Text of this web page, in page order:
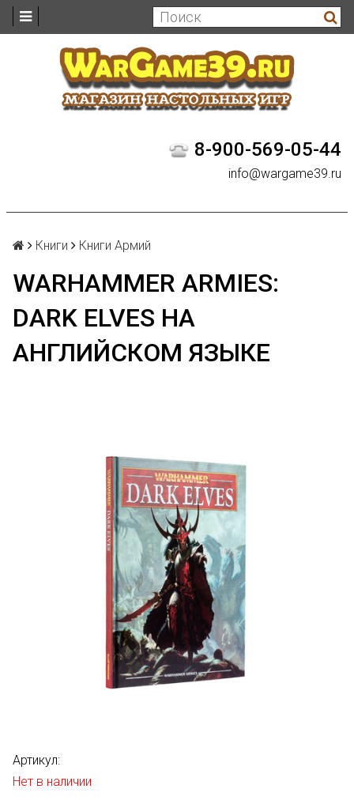
8-900-569-05-44
info@wargame39.ru
Книги Книги Армий
WARHAMMER ARMIES:
DARK ELVES НА
АНГЛИЙСКОМ ЯЗЫКЕ
Артикул:
Нет в наличии